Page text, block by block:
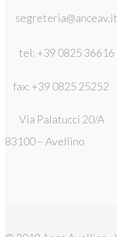
segreteria@anceav.it
tel: +39 0825 36616
fax: +39 0825 25252
Via Palatucci 20/A
83100 – Avellino